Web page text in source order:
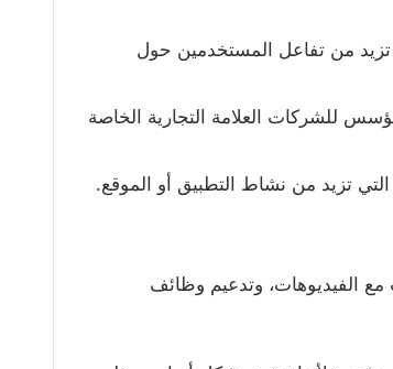
تزيد من تفاعل المستخدمين حول
للشركات العلامة التجارية الخاصة
تزيد من نشاط التطبيق أو الموقع.
الفيديوهات، وتدعيم وظائف